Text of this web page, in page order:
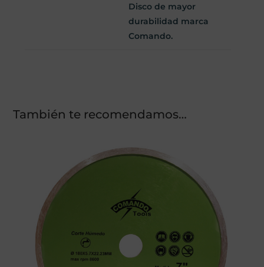
Disco de mayor
durabilidad marca
Comando.
También te recomendamos…